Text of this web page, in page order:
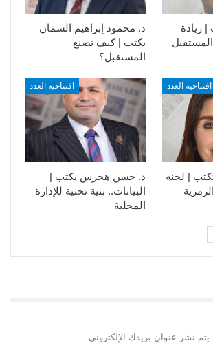
د. محمود إبراهيم السمان
يكتب | كيف نصنع
المستقبل؟
ريادة
افتتاحية العدد
د. حسن هجرس يكتب |
البيانات.. بنية تحتية للإدارة
المحلية
افتتاحية العدد
| لجنة
يتم نشر عنوان بريدك الإلكتروني.